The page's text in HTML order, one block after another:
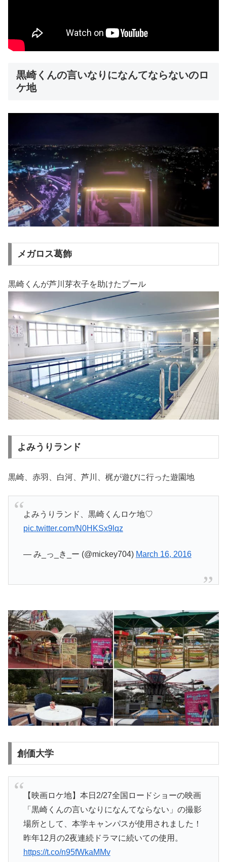
黒崎くんの言いなりになんてならないのロ
ケ地
メガロス葛飾
黒崎くんが芦川芽衣子を助けたプール
よみうりランド
黒崎、赤羽、白河、芦川、梶が遊びに行った遊園地
よみうりランド、黒崎くんロケ地♡
pic.twitter.com/N0HKSx9lqz
— み_っ_き_ー (@mickey704) March 16, 2016
創価大学
【映画ロケ地】本日2/27全国ロードショーの映画
「黒崎くんの言いなりになんてならない」の撮影
場所として、本学キャンパスが使用されました！
昨年12月の2夜連続ドラマに続いての使用。
https://t.co/n95fWkaMMv